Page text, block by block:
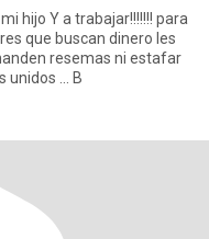
Y a trabajar!!!!!!! para
que buscan dinero les
resemas ni estafar
a nadie... tampoco tengo visa a estados unidos ... B